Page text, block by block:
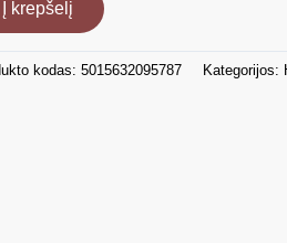
Į krepšelį
kodas:5015632095787 Kategorijos: